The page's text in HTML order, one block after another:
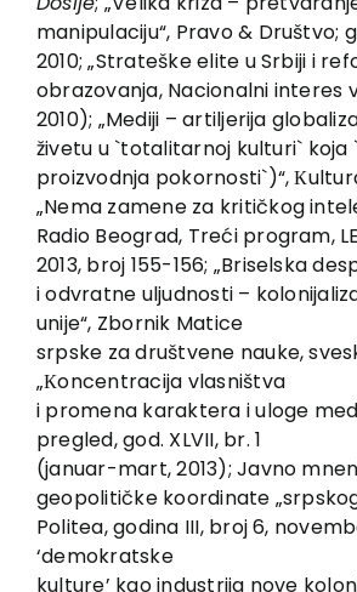
manipulaciju“, Pravo & Društvo;
2010; „Strateške elite u Srbiji i
obrazovanja, Nacionalni interes
2010); „Mediji – artiljerija
živetu u `totalitarnoj kulturi` koja
proizvodnja pokornosti`)“,
„Nema zamene za kritičkog
Radio Beograd, Treći program,
2013, broj 155-156; „Briselska
i odvratne uljudnosti –
unije“, Zbornik Matice
srpske za društvene nauke,
„Кoncentracija vlasništva
i promena karaktera i uloge
pregled, god. XLVII, br. 1
(januar-mart, 2013); Javno
geopolitičke koordinate
Politea, godina III, broj 6,
‘demokratske
kulture’ kao industrija nove